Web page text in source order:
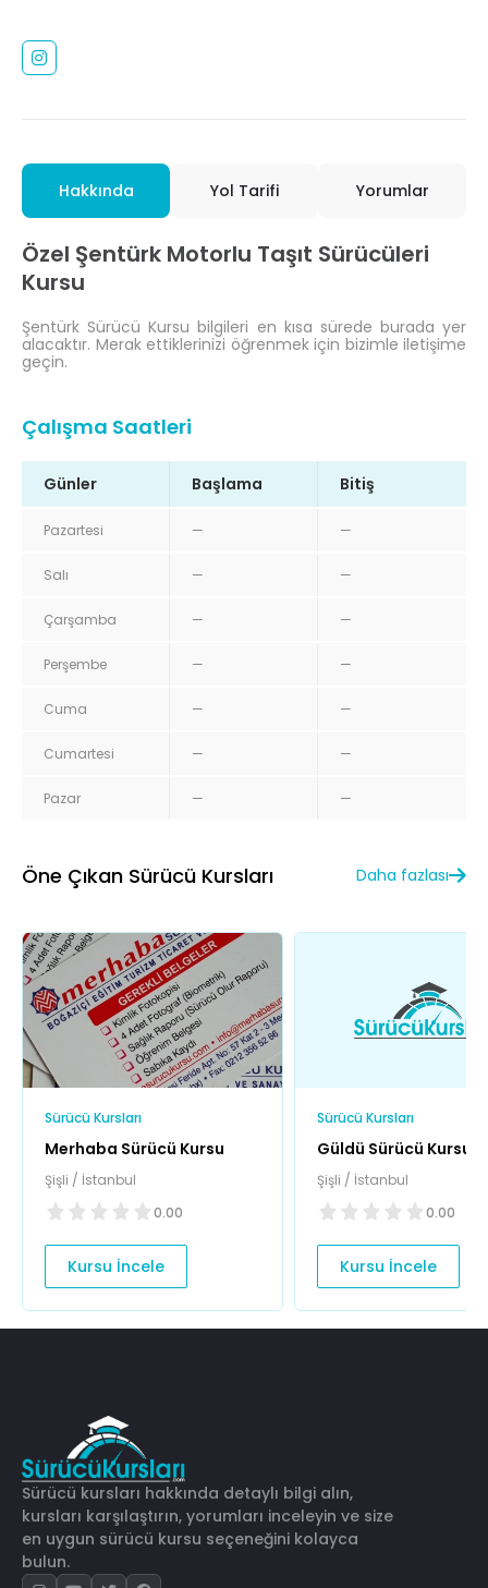
Hakkında Yol Tarifi Yorumlar
Özel Şentürk Motorlu Taşıt Sürücüleri
Kursu
Şentürk Sürücü Kursu bilgileri en kısa sürede burada yer
alacaktır. Merak ettiklerinizi öğrenmek için bizimle iletişime
geçin.
Çalışma Saatleri
Günler Başlama Bitiş
Pazartesi — —
Salı — —
Çarşamba — —
Perşembe — —
Cuma — —
Cumartesi — —
Pazar — —
Öne Çıkan Sürücü Kursları Daha fazlası
Sürücü Kursları
Merhaba Sürücü Kursu
Şişli / İstanbul
0.00
Kursu İncele
Sürücü Kursları
Güldü Sürücü Kursu
Şişli / İstanbul
0.00
Kursu İncele
Sürücü kursları hakkında detaylı bilgi alın,
kursları karşılaştırın, yorumları inceleyin ve size
en uygun sürücü kursu seçeneğini kolayca
bulun.